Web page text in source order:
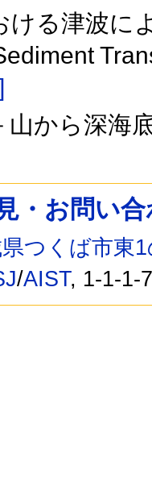
ける津波に
山から深海
・お問い
つくば市東
/AIST, 1-1-1-